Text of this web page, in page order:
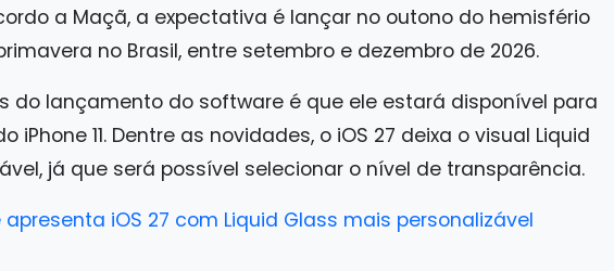
a Maçã, a expectativa é lançar no outono do hemisfério
no Brasil, entre setembro e dezembro de 2026.
do lançamento do software é que ele estará disponível para
iPhone 11. Dentre as novidades, o iOS 27 deixa o visual Liquid
já que será possível selecionar o nível de transparência.
apresenta iOS 27 com Liquid Glass mais personalizável